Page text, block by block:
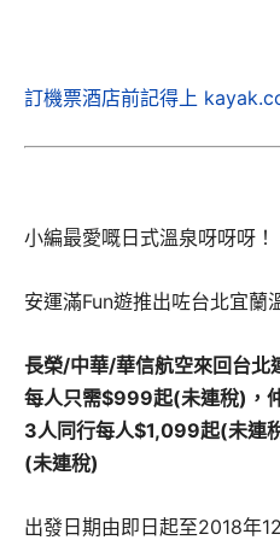
訂機票酒店前記得上
小編最愛嘅日式溫泉呀呀呀！
安運滿Fun遊推出咗台北宜蘭
長榮/中華/華信航空來回台北
每人只需$999起(未連稅)，
3人同行每人$1,099起(未連
(未連稅)
出發日期由即日起至2018年